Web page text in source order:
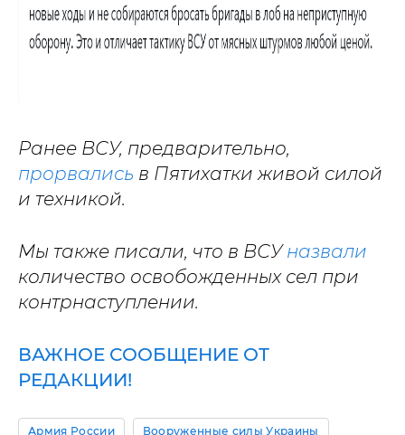
Ранее ВСУ, предварительно,
прорвались в Пятихатки живой силой
и техникой.
Мы также писали, что в ВСУназвали
количество освобожденных сел при
контрнаступлении.
ВАЖНОЕ СООБЩЕНИЕ ОТ
РЕДАКЦИИ!
Армия России Вооруженные силы Украины